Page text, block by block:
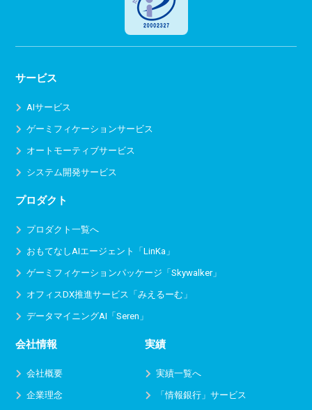
サービス
AIサービス
ゲーミフィケーションサービス
オートモーティブサービス
システム開発サービス
プロダクト
プロダクト一覧へ
おもてなしAIエージェント「LinKa」
ゲーミフィケーションパッケージ「Skywalker」
オフィスDX推進サービス 「みえるーむ」
データマイニングAI「Seren」
会社情報
会社概要
企業理念
実績
実績一覧へ
「情報銀行」サービス